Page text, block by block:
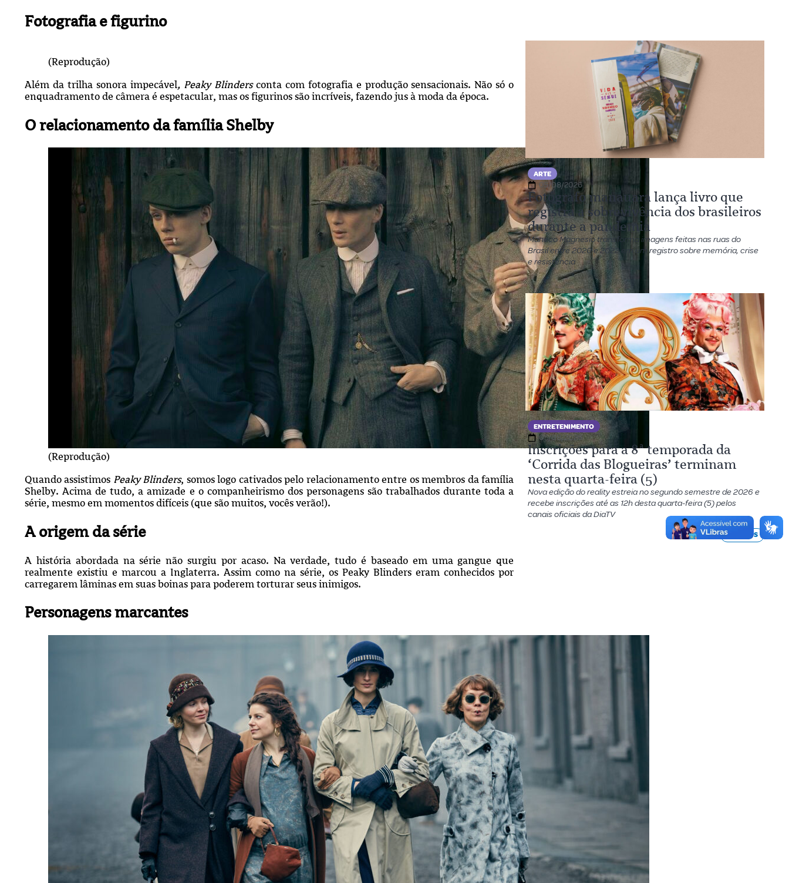
Fotografia e figurino
(Reprodução)
Além da trilha sonora impecável, Peaky Blindersconta com fotografia e produção sensacionais. Não só o
enquadramento de câmera é espetacular, mas os figurinos são incríveis, fazendo jus à moda da época.
O relacionamento da família Shelby
(Reprodução)
Quando assistimos Peaky Blinders, somos logo cativados pelo relacionamento entre os membros da família
Shelby. Acima de tudo, a amizade e o companheirismo dos personagens são trabalhados durante toda a
série, mesmo em momentos difíceis (que são muitos, vocês verão!).
A origem da série
A história abordada na série não surgiu por acaso. Na verdade, tudo é baseado em uma gangue que
realmente existiu e marcou a Inglaterra. Assim como na série, os Peaky Blinders eram conhecidos por
carregarem lâminas em suas boinas para poderem torturar seus inimigos.
Personagens marcantes
ARTE
05/08/2026
Fotógrafo manauara lança livro que
registra a sobrevivência dos brasileiros
durante a pandemia
Maneco Magnesio transforma imagens feitas nas ruas do
Brasil entre 2020 e 2022 em um registro sobre memória, crise
e resistência
ENTRETENIMENTO
05/08/2026
Inscrições para a 8ª temporada da
‘Corrida das Blogueiras’ terminam
nesta quarta-feira (5)
Nova edição do reality estreia no segundo semestre de 2026 e
recebe inscrições até as 12h desta quarta-feira (5) pelos
canais oficiais da DiaTV
VER MAIS